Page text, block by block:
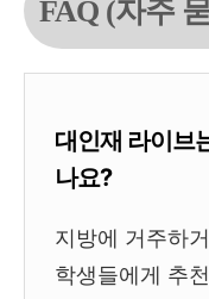
FAQ (자주
대인재 라이브
나요?
지방에 거주하
학생들에게 추